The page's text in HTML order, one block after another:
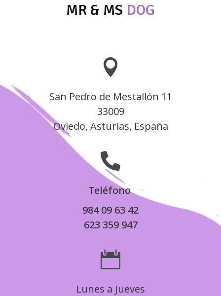
MR & MS DOG

San Pedro de Mestallón 11
33009
Oviedo, Asturias, España

Teléfono
984 09 63 42
623 359 947

Lunes a Jueves